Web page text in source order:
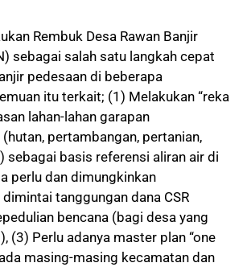
Rembuk Desa Rawan Banjir
sebagai salah satu langkah cepat
pedesaan di beberapa
itu terkait; (1) Melakukan “reka
lahan-lahan garapan
pertambangan, pertanian,
sebagai basis referensi aliran air di
perlu dan dimungkinkan
tanggungan dana CSR
bencana (bagi desa yang
(3) Perlu adanya master plan “one
masing-masing kecamatan dan